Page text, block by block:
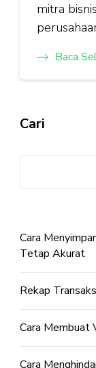
mitra
Baca
Cari
Cara
Tetap Akurat
Rekap
Cara Membuat
Cara